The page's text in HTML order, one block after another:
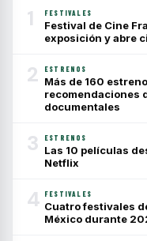
1 FESTIVALES
Festival de Cine
exposición y abre
2 ESTRENOS
Más de 160
recomendaciones
documentales
3 ESTRENOS
Las 10 películas
Netflix
4 FESTIVALES
Cuatro festivales
México durante